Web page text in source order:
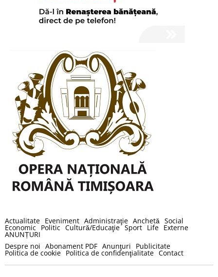
Actualitate Eveniment Administraţie Anchetă Social
Economic Politic Cultură/Educaţie Sport Life Externe
ANUNȚURI
Despre noi Abonament PDF Anunţuri Publicitate
Politica de cookie Politica de confidenţialitate Contact